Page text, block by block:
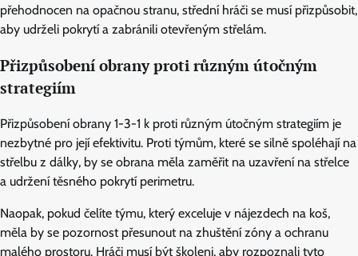
přehodnocen na opačnou stranu, střední hráči se musí přizpůsobit,
aby udrželi pokrytí a zabránili otevřeným střelám.
Přizpůsobení obrany proti různým útočným
strategiím
Přizpůsobení obrany 1-3-1 k proti různým útočným strategiím je
nezbytné pro její efektivitu. Proti týmům, které se silně spoléhají na
střelbu z dálky, by se obrana měla zaměřit na uzavření na střelce
a udržení těsného pokrytí perimetru.
Naopak, pokud čelíte týmu, který exceluje v nájezdech na koš,
měla by se pozornost přesunout na zhuštění zóny a ochranu
malého prostoru. Hráči musí být školeni, aby rozpoznali tyto